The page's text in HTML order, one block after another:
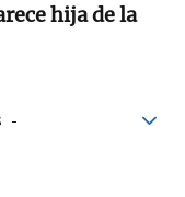
hija de la